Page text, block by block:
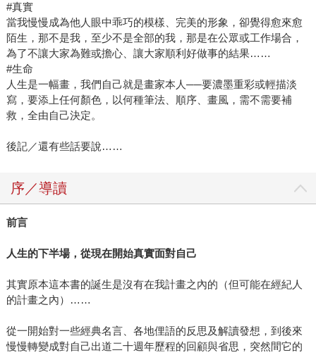
#真實
當我慢慢成為他人眼中乖巧的模樣、完美的形象，卻覺得愈來愈
陌生，那不是我，至少不是全部的我，那是在公眾或工作場合，
為了不讓大家為難或擔心、讓大家順利好做事的結果……
#生命
人生是一幅畫，我們自己就是畫家本人──要濃墨重彩或輕描淡
寫，要添上任何顏色，以何種筆法、順序、畫風，需不需要補
救，全由自己決定。
後記／還有些話要說……
序／導讀
前言
人生的下半場，從現在開始真實面對自己
其實原本這本書的誕生是沒有在我計畫之內的（但可能在經紀人
的計畫之內）……
從一開始對一些經典名言、各地俚語的反思及解讀發想，到後來
慢慢轉變成對自己出道二十週年歷程的回顧與省思，突然間它的